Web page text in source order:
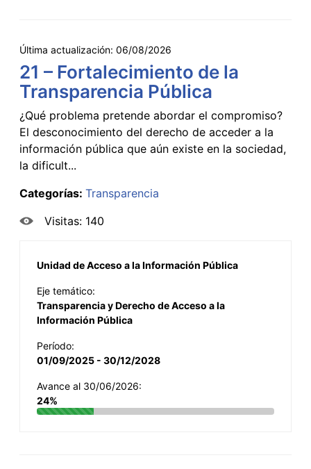
Última actualización: 06/08/2026
21 – Fortalecimiento de la
Transparencia Pública
¿Qué problema pretende abordar el compromiso?
El desconocimiento del derecho de acceder a la
información pública que aún existe en la sociedad,
la dificult...
Categorías: Transparencia
Visitas: 140
Unidad de Acceso a la Información Pública
Eje temático:
Transparencia y Derecho de Acceso a la
Información Pública
Período:
01/09/2025 - 30/12/2028
Avance al 30/06/2026:
24%